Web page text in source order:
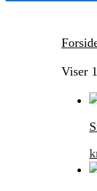
Viser